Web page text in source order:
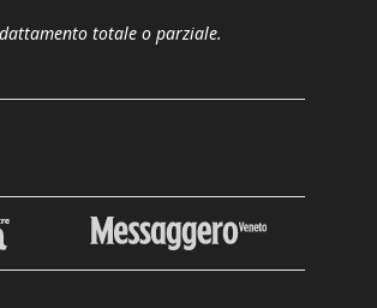
totale o parziale.